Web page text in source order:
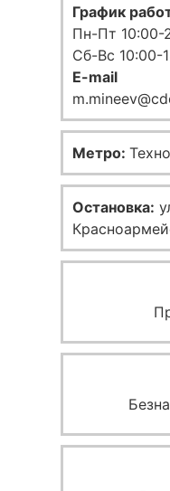
График
Пн-Пт 10:00-
Сб-Вс 10:00-
E-mail
Метро:
Остановка: